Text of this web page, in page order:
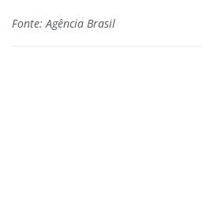
Fonte: Agência Brasil